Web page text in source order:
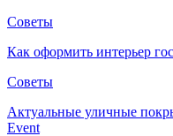
Советы
Как оформить интерьер
Советы
Актуальные уличные
Event